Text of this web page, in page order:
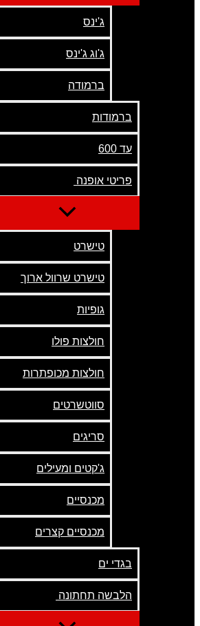
ג'ינס
ג'וג ג'ינס
ברמודה
ברמודות
עד 600
פריטי אופנה
טישרט
טישרט שרוול ארוך
גופיות
חולצות פולו
חולצות מכופתרות
סווטשרטים
סריגים
ג'קטים ומעילים
מכנסיים
מכנסיים קצרים
בגדי ים
הלבשה תחתונה